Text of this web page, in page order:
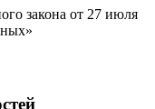
закона от 27 июля